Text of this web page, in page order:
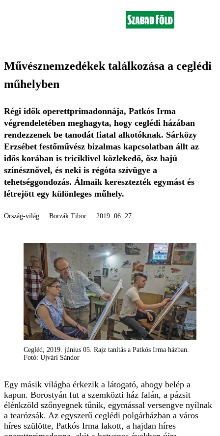
Művésznemzedékek találkozása a ceglédi
műhelyben
Régi idők operettprimadonnája, Patkós Irma
végrendeletében meghagyta, hogy ceglédi házában
rendezzenek be tanodát fiatal alkotóknak. Sárközy
Erzsébet festőművész bizalmas kapcsolatban állt az
idős korában is triciklivel közlekedő, ősz hajú
színésznővel, és neki is régóta szívügye a
tehetséggondozás. Álmaik keresztezték egymást és
létrejött egy különleges műhely.
Ország-világ Borzák Tibor 2019. 06. 27.
Cegléd, 2019. június 05. Rajz tanítás a Patkós Irma házban.
Fotó: Ujvári Sándor
Egy másik világba érkezik a látogató, ahogy belép a
kapun. Borostyán fut a szemközti ház falán, a pázsit
élénkzöld szőnyegnek tűnik, egymással versengve nyílnak
a tearózsák. Az egyszerű ceglédi polgárházban a város
híres szülötte, Patkós Irma lakott, a hajdan híres